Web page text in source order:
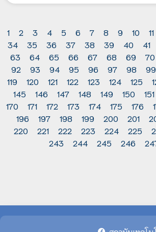
1 2 3 4 5 6 7 8 9 10 11
34
35 36 37 38 39 40 41
63
64 65 66 67 68 69 70
92
93 94 95 96 97 98 99
119
120 121 122 123 124 125
145
146 147 148 149 150 151
170
171 172 173 174 175 176
196
197 198 199 200 201
220
221 222 223 224 225
243
244 245 246